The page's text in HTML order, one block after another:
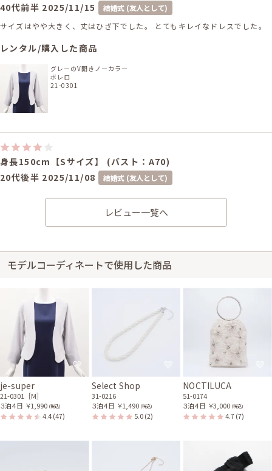
40代前半 2025/11/15
結婚式 (友人として)
サイズはやや大きく、丈はひざ下でした。 とてもキレイなドレスでした。
レンタル/購入した商品
グレーのV開きノーカラー
ボレロ
21-0301
身長150cm【Sサイズ】 (バスト：A70)
20代後半 2025/11/08
結婚式 (友人として)
サイズはぴったりで、丈はひざ下でした。 色や形はすごく良かったです。
全体的にレース生地だったので、結婚式中気をつかうことが多かったと感じ
グレーのV開きノーカラー
ボレロ
レスノンワイヤーブラ
92-0001
身長160cm【Sサイズ】 (バスト：C65)
30代後半2025/10/19 結婚式 (友人として)
サイズはぴったりで、丈はひざ下でした。 露出が少なく、丈の長いドレス
を探していたので肩の部分のみ透け感があり、くるぶしより上の丈で上品
なドレスが見つかり大満足しています。
レビュー一覧へ
モデルコーディネートで使用した商品
je-super
21-0301［M］
３泊４日 ￥1,990 (税込)
4.4(47)
Select Shop
31-0216
３泊４日 ￥1,490 (税込)
5.0(2)
NOCTILUCA
51-0174
３泊４日 ￥3,000 (税込)
4.7(7)